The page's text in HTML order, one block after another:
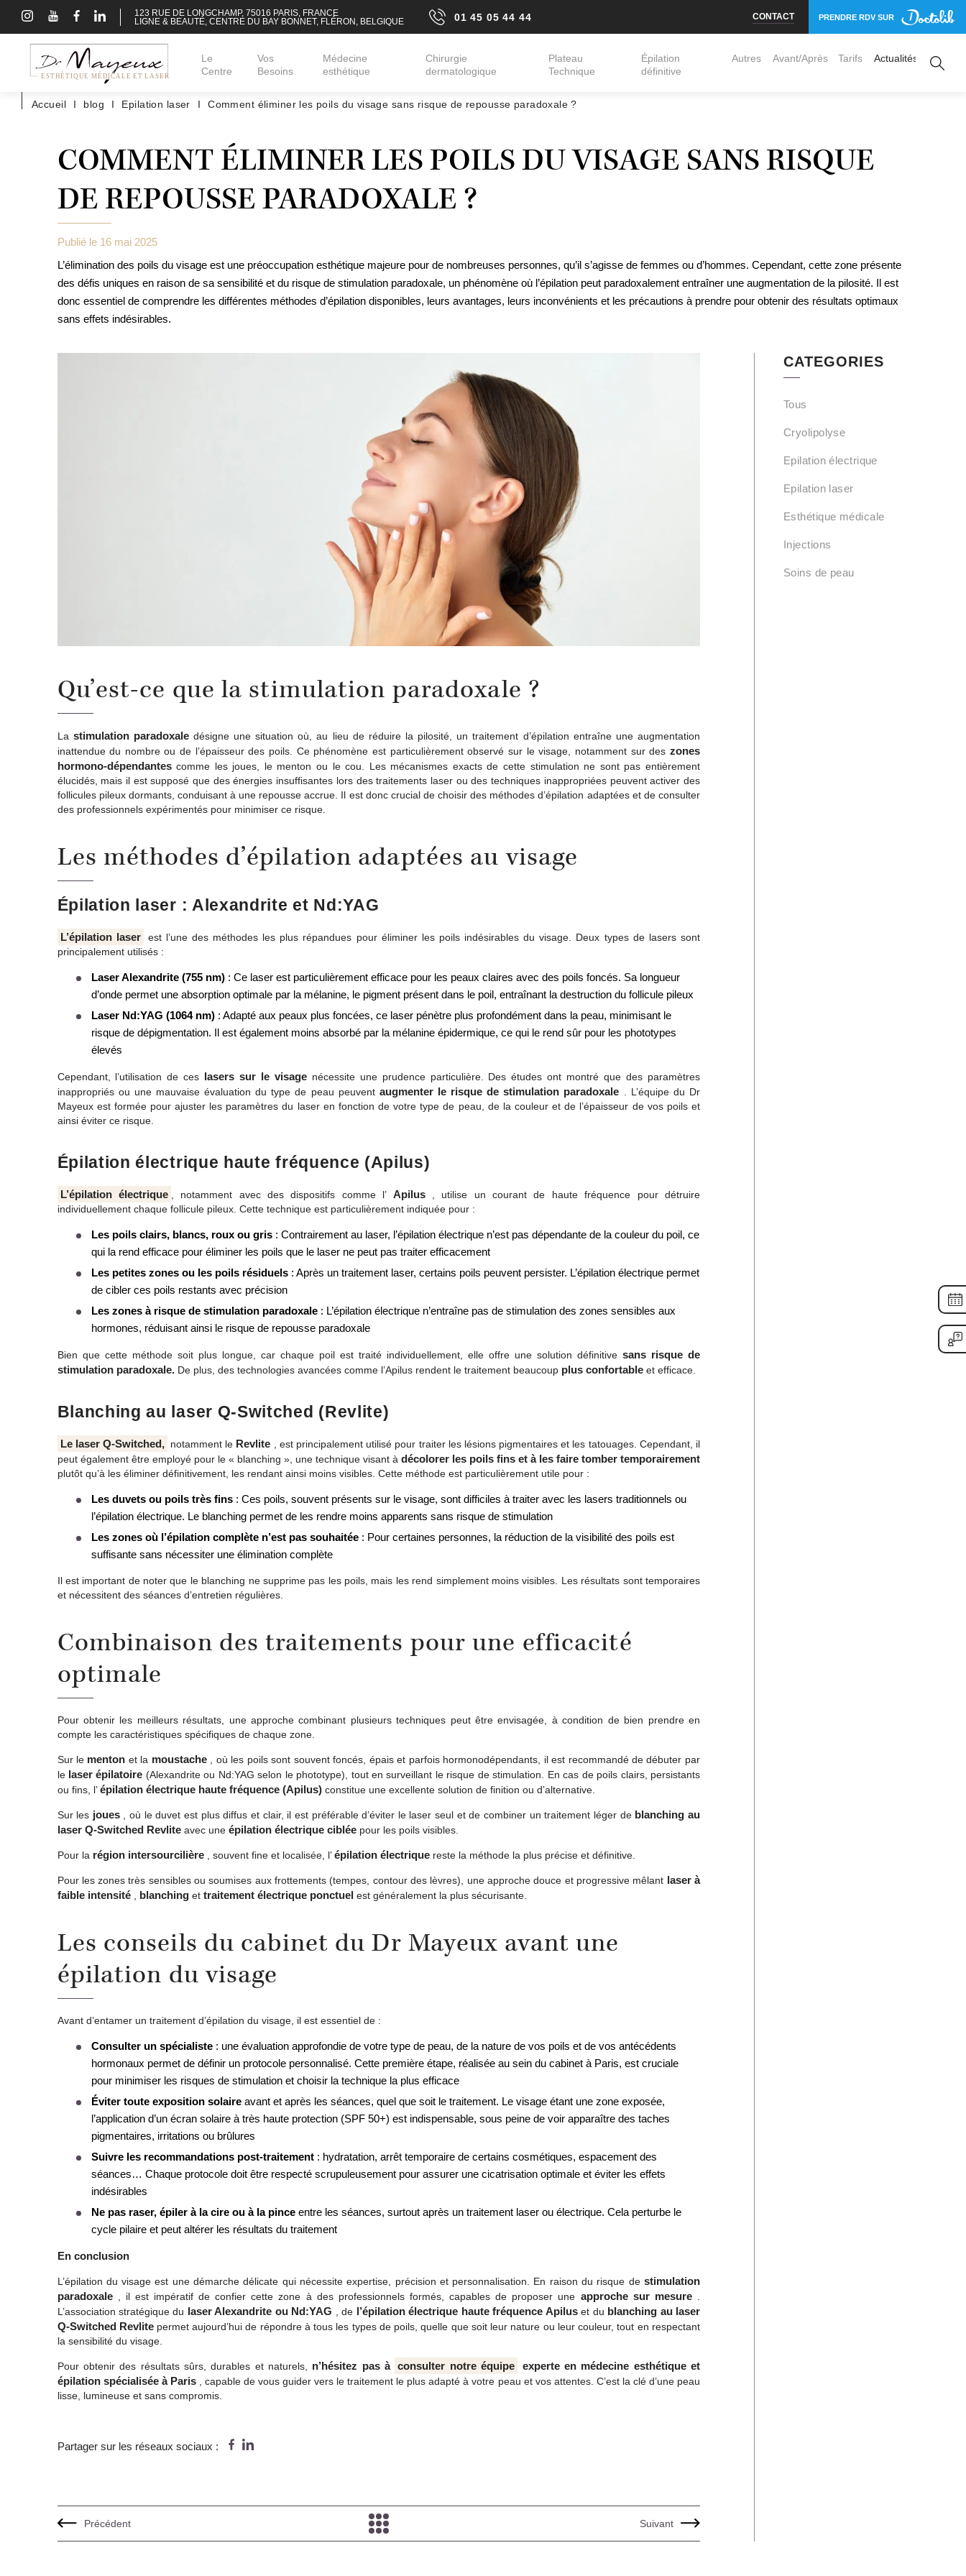
l
123 RUE DE LONGCHAMP, 75016 PARIS, FRANCE
LIGNE & BEAUTÉ, CENTRE DU BAY BONNET, FLÉRON, BELGIQUE
01 45 05 44 44
CONTACT PRENDRE RDV SUR
ESTHÉTIQUE MÉDICALE ET LASER
Le
Centre
Beauté chez la femme
Beauté chez l’homme
Vos
Besoins
Rides
Lèvres
Lifting médical
Profiloplastie médicale
Peau relâchée
Taches pigmentaires
CORPS
PEAU
Médecine
esthétique
Chirurgie
dermatologique
Plateau
Technique
Épilation
définitive
ÉPILATION LASER
EPILATION
ÉLECTRIQUE
BLEACHING AVEC
LASER Q-
SWITCHED
Autres Avant/Après Tarifs Actualités
RECHERCHE :
Accueil I blog I Epilation laser I Comment éliminer les poils du visage sans risque de repousse paradoxale ?
CATEGORIES
Tous
Cryolipolyse
Epilation électrique
Epilation laser
Esthétique médicale
Injections
Soins de peau
COMMENT ÉLIMINER LES POILS DU VISAGE SANS RISQUE
DE REPOUSSE PARADOXALE ?
Publié le 16 mai 2025
​L’élimination des poils du visage est une préoccupation esthétique majeure pour de nombreuses personnes, qu’il s’agisse de femmes ou d’hommes. Cependant, cette zone présente
des défis uniques en raison de sa sensibilité et du risque de stimulation paradoxale, un phénomène où l’épilation peut paradoxalement entraîner une augmentation de la pilosité. Il est
donc essentiel de comprendre les différentes méthodes d’épilation disponibles, leurs avantages, leurs inconvénients et les précautions à prendre pour obtenir des résultats optimaux
sans effets indésirables.​
Qu’est-ce que la stimulation paradoxale ?
La stimulation paradoxaledésigne une situation où, au lieu de réduire la pilosité, un traitement d’épilation entraîne une augmentation
inattendue du nombre ou de l’épaisseur des poils. Ce phénomène est particulièrement observé sur le visage, notamment sur des zones
hormono-dépendantescomme les joues, le menton ou le cou. Les mécanismes exacts de cette stimulation ne sont pas entièrement
élucidés, mais il est supposé que des énergies insuffisantes lors des traitements laser ou des techniques inappropriées peuvent activer des
follicules pileux dormants, conduisant à une repousse accrue. Il est donc crucial de choisir des méthodes d’épilation adaptées et de consulter
des professionnels expérimentés pour minimiser ce risque.​
Les méthodes d’épilation adaptées au visage
Épilation laser : Alexandrite et Nd:YAG
L’épilation laser
est l’une des méthodes les plus répandues pour éliminer les poils indésirables du visage. Deux types de lasers sont
principalement utilisés :​
Laser Alexandrite (755 nm): Ce laser est particulièrement efficace pour les peaux claires avec des poils foncés. Sa longueur
d’onde permet une absorption optimale par la mélanine, le pigment présent dans le poil, entraînant la destruction du follicule pileux
Laser Nd:YAG (1064 nm): Adapté aux peaux plus foncées, ce laser pénètre plus profondément dans la peau, minimisant le
risque de dépigmentation. Il est également moins absorbé par la mélanine épidermique, ce qui le rend sûr pour les phototypes
élevés
Cependant, l’utilisation de ces lasers sur le visagenécessite une prudence particulière. Des études ont montré que des paramètres
inappropriés ou une mauvaise évaluation du type de peau peuvent augmenter le risque de stimulation paradoxale . L’équipe du Dr
Mayeux est formée pour ajuster les paramètres du laser en fonction de votre type de peau, de la couleur et de l’épaisseur de vos poils et
ainsi éviter ce risque.​
Épilation électrique haute fréquence (Apilus)
L’épilation électrique , notamment avec des dispositifs comme l’ Apilus, utilise un courant de haute fréquence pour détruire
individuellement chaque follicule pileux. Cette technique est particulièrement indiquée pour :​
Les poils clairs, blancs, roux ou gris: Contrairement au laser, l’épilation électrique n’est pas dépendante de la couleur du poil, ce
qui la rend efficace pour éliminer les poils que le laser ne peut pas traiter efficacement
Les petites zones ou les poils résiduels: Après un traitement laser, certains poils peuvent persister. L’épilation électrique permet
de cibler ces poils restants avec précision
Les zones à risque de stimulation paradoxale: L’épilation électrique n’entraîne pas de stimulation des zones sensibles aux
hormones, réduisant ainsi le risque de repousse paradoxale
Bien que cette méthode soit plus longue, car chaque poil est traité individuellement, elle offre une solution définitive sans risque de
stimulation paradoxale. De plus, des technologies avancées comme l’Apilus rendent le traitement beaucoup plus confortableet efficace.
Blanching au laser Q-Switched (Revlite)
Le laser Q-Switched, notamment le Revlite , est principalement utilisé pour traiter les lésions pigmentaires et les tatouages. Cependant, il
peut également être employé pour le « blanching », une technique visant à décolorer les poils fins et à les faire tomber temporairement
plutôt qu’à les éliminer définitivement, les rendant ainsi moins visibles. Cette méthode est particulièrement utile pour :​
Les duvets ou poils très fins: Ces poils, souvent présents sur le visage, sont difficiles à traiter avec les lasers traditionnels ou
l’épilation électrique. Le blanching permet de les rendre moins apparents sans risque de stimulation
Les zones où l’épilation complète n’est pas souhaitée: Pour certaines personnes, la réduction de la visibilité des poils est
suffisante sans nécessiter une élimination complète
Il est important de noter que le blanching ne supprime pas les poils, mais les rend simplement moins visibles. Les résultats sont temporaires
et nécessitent des séances d’entretien régulières.​
Combinaison des traitements pour une efficacité
optimale
Pour obtenir les meilleurs résultats, une approche combinant plusieurs techniques peut être envisagée, à condition de bien prendre en
compte les caractéristiques spécifiques de chaque zone.
Sur le menton et la moustache, où les poils sont souvent foncés, épais et parfois hormonodépendants, il est recommandé de débuter par
le laser épilatoire (Alexandrite ou Nd:YAG selon le phototype), tout en surveillant le risque de stimulation. En cas de poils clairs, persistants
ou fins, l’épilation électrique haute fréquence (Apilus)constitue une excellente solution de finition ou d’alternative.
Sur les joues, où le duvet est plus diffus et clair, il est préférable d’éviter le laser seul et de combiner un traitement léger de blanching au
laser Q-Switched Revliteavec une épilation électrique cibléepour les poils visibles.
Pour la région intersourcilière, souvent fine et localisée, l’épilation électriquereste la méthode la plus précise et définitive.
Pour les zones très sensibles ou soumises aux frottements (tempes, contour des lèvres), une approche douce et progressive mêlant laser à
faible intensité, blanchinget traitement électrique ponctuel est généralement la plus sécurisante.
Les conseils du cabinet du Dr Mayeux avant une
épilation du visage
Avant d’entamer un traitement d’épilation du visage, il est essentiel de :
Consulter un spécialiste: une évaluation approfondie de votre type de peau, de la nature de vos poils et de vos antécédents
hormonaux permet de définir un protocole personnalisé. Cette première étape, réalisée au sein du cabinet à Paris, est cruciale
pour minimiser les risques de stimulation et choisir la technique la plus efficace
Éviter toute exposition solaireavant et après les séances, quel que soit le traitement. Le visage étant une zone exposée,
l’application d’un écran solaire à très haute protection (SPF 50+) est indispensable, sous peine de voir apparaître des taches
pigmentaires, irritations ou brûlures
Suivre les recommandations post-traitement: hydratation, arrêt temporaire de certains cosmétiques, espacement des
séances… Chaque protocole doit être respecté scrupuleusement pour assurer une cicatrisation optimale et éviter les effets
indésirables
Ne pas raser, épiler à la cire ou à la pinceentre les séances, surtout après un traitement laser ou électrique. Cela perturbe le
cycle pilaire et peut altérer les résultats du traitement
En conclusion
L’épilation du visage est une démarche délicate qui nécessite expertise, précision et personnalisation. En raison du risque de stimulation
paradoxale, il est impératif de confier cette zone à des professionnels formés, capables de proposer une approche sur mesure.
L’association stratégique du laser Alexandrite ou Nd:YAG , de l’épilation électrique haute fréquence Apiluset du blanching au laser
Q-Switched Revlitepermet aujourd’hui de répondre à tous les types de poils, quelle que soit leur nature ou leur couleur, tout en respectant
la sensibilité du visage.
Pour obtenir des résultats sûrs, durables et naturels, n’hésitez pas à consulter notre équipe
experte en médecine esthétique et
épilation spécialisée à Paris, capable de vous guider vers le traitement le plus adapté à votre peau et vos attentes. C’est la clé d’une peau
lisse, lumineuse et sans compromis.
Partager sur les réseaux sociaux :
Précédent Suivant